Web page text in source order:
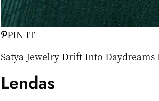
PIN IT
Satya Jewelry Drift Into
Lendas